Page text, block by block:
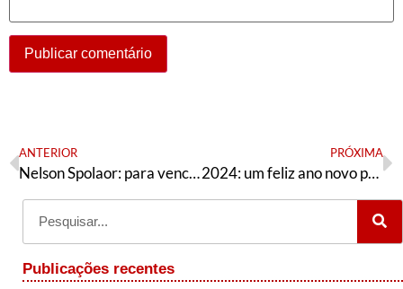
ANTERIOR
Nelson Spolaor: para vencer e avançar em São Leopoldo!
PRÓXIMA
2024: um feliz ano novo para o SUS? – reflexões (pessimistas?) de um velho sanitarista
Publicações recentes